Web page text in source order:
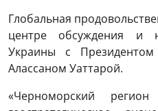
Глобальная
центре обсуждения и
Украины с Президентом
Алассаном Уаттарой.
«Черноморский